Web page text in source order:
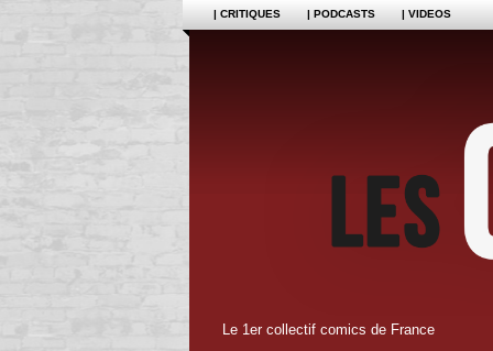
| CRITIQUES | PODCASTS | VIDEOS
Le 1er collectif comics de France